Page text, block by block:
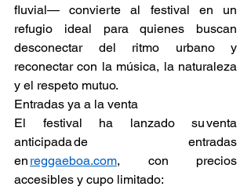
fluvial— convierte al festival en un
refugio ideal para quienes buscan
desconectar del ritmo urbano y
reconectar con la música, la naturaleza
y el respeto mutuo.
Entradas ya a la venta
El festival ha lanzado su venta
anticipada de entradas
en reggaeboa.com, con precios
accesibles y cupo limitado: